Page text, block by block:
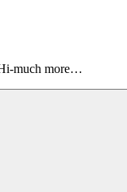
much more…